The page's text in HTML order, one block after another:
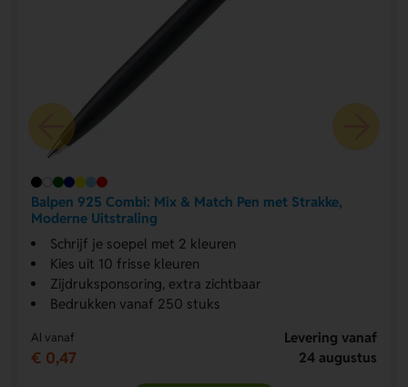
Balpen 925 Combi: Mix & Match Pen met Strakke,
Moderne Uitstraling
Schrijf je soepel met 2 kleuren
Kies uit 10 frisse kleuren
Zijdruksponsoring, extra zichtbaar
Bedrukken vanaf 250 stuks
Al vanaf
€ 0,47
Levering vanaf
24 augustus